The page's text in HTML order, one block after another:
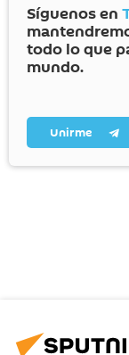
Síguenos en
todo lo que
mundo.
Unirme